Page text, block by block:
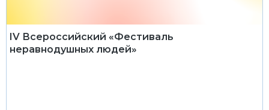
IV Всероссийский «Фестиваль
неравнодушных людей»